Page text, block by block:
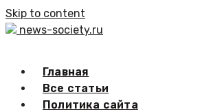
Skip to content
news-society.ru
Главная
Все статьи
Политика сайта